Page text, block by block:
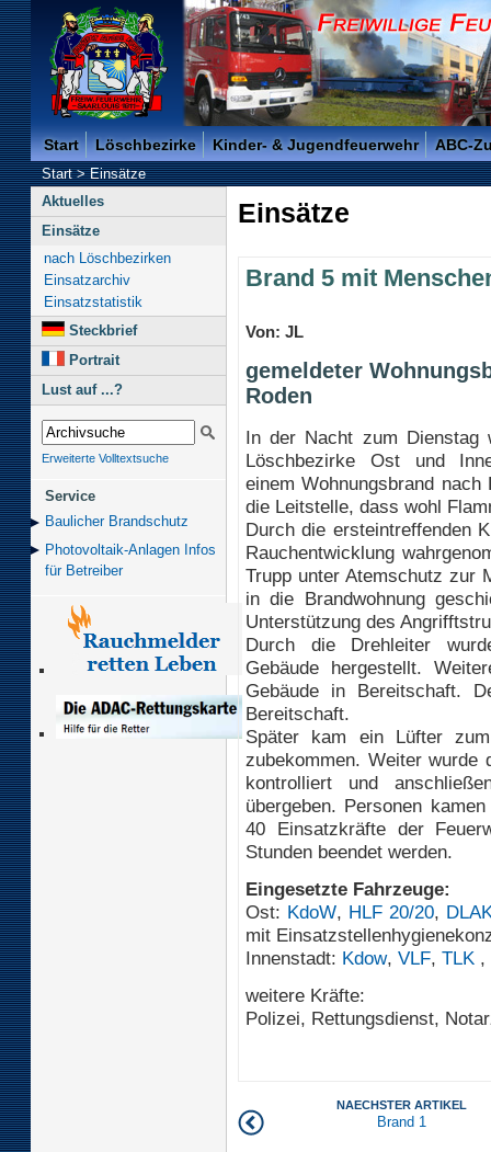
Freiwillige Feuerwehr der Kreisstadt Saarlouis -
Start Löschbezirke Kinder- & Jugendfeuerwehr ABC-
Start>Einsätze
Aktuelles
Einsätze
nach Löschbezirken
Einsatzarchiv
Einsatzstatistik
Steckbrief
Portrait
Lust auf ...?
Erweiterte Volltextsuche
Service
Baulicher Brand­schutz
Photovoltaik-Anlagen Infos
für Betreiber
Einsätze
Brand 5 mit
Von: JL
gemeldeter
Roden
In der Nacht zum Dienstag
Löschbezirke Ost und
einem Wohnungsbrand
die Leitstelle, dass wohl
Durch die ersteintreffenden
Rauchentwicklung
Trupp unter Atemschutz zur
in die Brandwohnung
Unterstützung des
Durch die Drehleiter
Gebäude hergestellt.
Gebäude in Bereitschaft.
Bereitschaft.
Später kam ein Lüfter
zubekommen. Weiter wurde
kontrolliert und
übergeben. Personen
40 Einsatzkräfte der
Stunden beendet werden.
Eingesetzte Fahrzeuge:
Ost: KdoW, HLF 20/20,
mit
Innenstadt: Kdow, VLF, TLK ,
weitere Kräfte:
Polizei, Rettungsdienst,
NAECHSTER ARTIKEL
Brand 1